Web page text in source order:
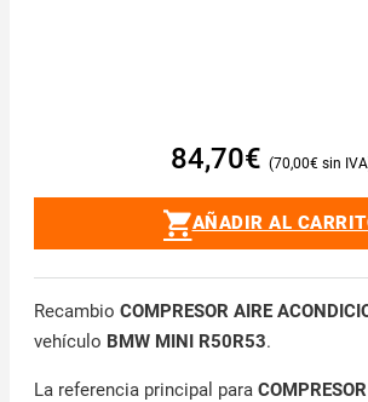
84,70€ 70,00€
AÑADIR AL
Recambio COMPRESOR AIRE
vehículo BMW MINI R50R53.
La referencia principal para